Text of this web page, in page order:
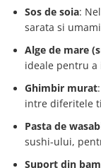
Sos de soia:
sarata si
Alge de mare
ideale pentru a
Ghimbir murat
intre diferitele
Pasta de
sushi-ului,
Suport din